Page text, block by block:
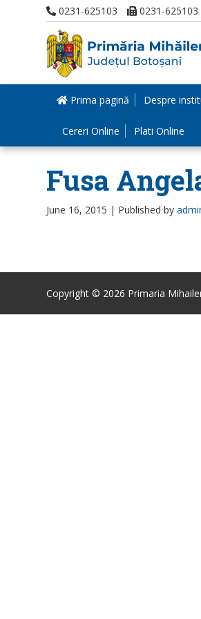
0231-625103 0231-625103
Prima pagină Despre
Cereri Online Plati Online
Fusa
June 16, 2015 | Published by
Copyright © 2026 Primaria